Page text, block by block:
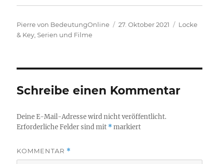
Autor
Pierre von BedeutungOnline
Veröffentlicht
27. Oktober 2021 Kategorien
Locke
& Key ,Serien und Filme
Schreibe einen Kommentar
Deine E-Mail-Adresse wird nicht veröffentlicht.
Erforderliche Felder sind mit *markiert
KOMMENTAR *